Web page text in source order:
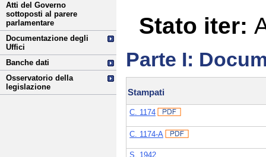
Atti del Governo
sottoposti al parere
parlamentare
Documentazione degli
Uffici
Banche dati
Osservatorio della
legislazione
Stato iter:
Parte I:
Stampati
C. 1174
C. 1174-A
S. 1942